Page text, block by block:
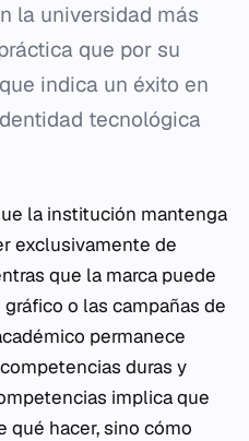
la universidad más
que por su
indica un éxito en
tecnológica
la institución mantenga
exclusivamente de
que la marca puede
o las campañas de
permanece
duras y
implica que
qué hacer, sino cómo